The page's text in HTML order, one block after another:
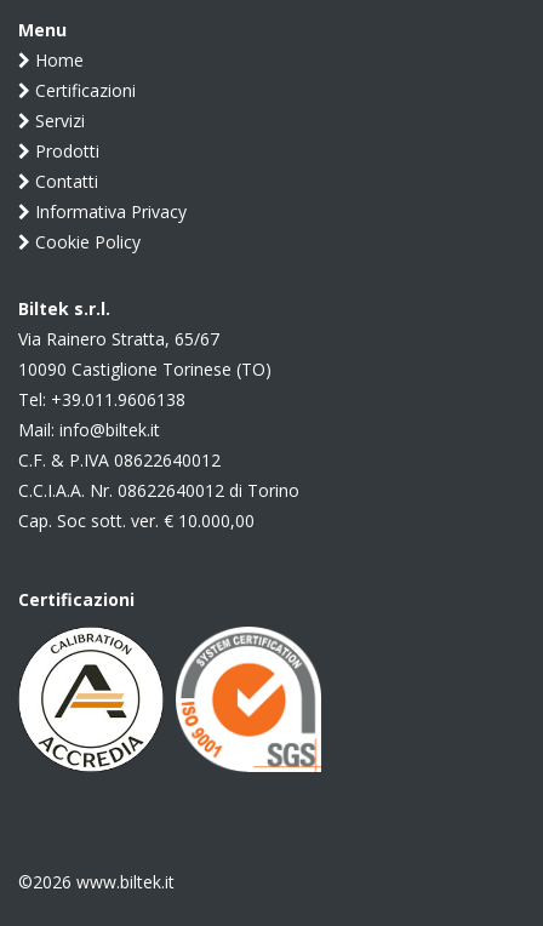
Menu
Home
Certificazioni
Servizi
Prodotti
Contatti
Informativa Privacy
Cookie Policy
Biltek s.r.l.
Via Rainero Stratta, 65/67
10090 Castiglione Torinese (TO)
Tel: +39.011.9606138
Mail: info@biltek.it
C.F. & P.IVA 08622640012
C.C.I.A.A. Nr. 08622640012 di Torino
Cap. Soc sott. ver. € 10.000,00
Certificazioni
©2026 www.biltek.it